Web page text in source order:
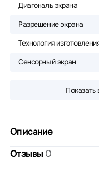
Диагональ экрана
Разрешение экрана
Технология
Сенсорный экран
Показать
Описание
Отзывы 0